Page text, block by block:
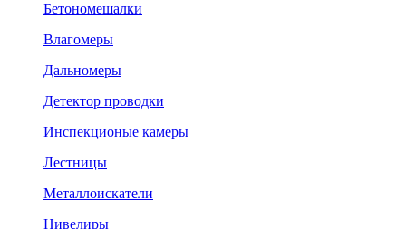
Бетономешалки
Влагомеры
Дальномеры
Детектор проводки
Инспекционые камеры
Лестницы
Металлоискатели
Нивелиры